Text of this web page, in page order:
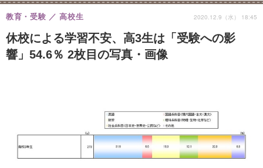
休校による学習不安、高3生は「受験への影
響」54.6％ 2枚目の写真・画像
教育・受験 高校生 2020.12.9（水） 18:45